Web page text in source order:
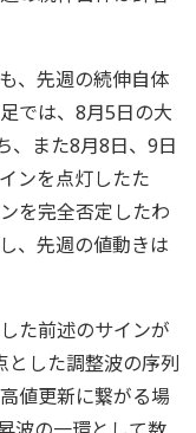
、先週の続伸自体
では、8月5日の大
、また8月8日、9日
ンを点灯したた
を完全否定したわ
、先週の値動きは
た前述のサインが
とした調整波の序列
値更新に繋がる場